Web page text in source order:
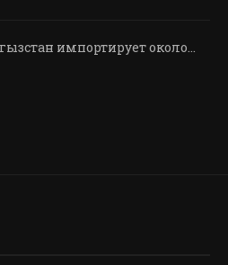
импортирует около…